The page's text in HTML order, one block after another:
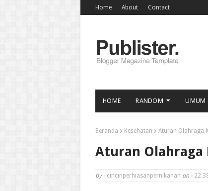
Home About Contact
HOME RANDOM UMUM
Beranda Kesehatan Aturan Olahraga
Aturan Olahraga
by - cincinperhiasanpernikahan on -